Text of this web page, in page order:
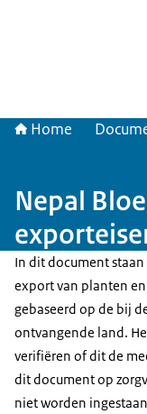
Home
Nepal
In dit document
export van planten
gebaseerd op de bij
ontvangende land.
verifiëren of dit de
dit document op
niet worden